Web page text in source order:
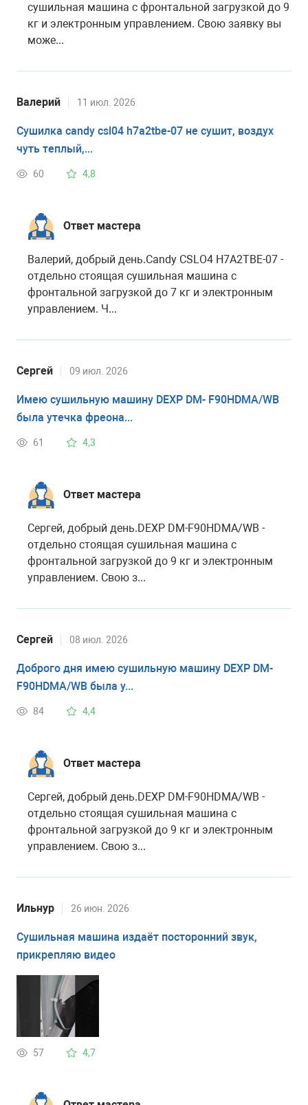
сушильная машина с фронтальной загрузкой до 9
кг и электронным управлением. Свою заявку вы
може...
Валерий 11 июл. 2026
Сушилка candy csl04 h7a2tbe-07 не сушит, воздух
чуть теплый,...
60 4,8
Ответ мастера
Валерий, добрый день.Candy CSLO4 H7A2TBE-07 -
отдельно стоящая сушильная машина с
фронтальной загрузкой до 7 кг и электронным
управлением. Ч...
Сергей 09 июл. 2026
Имею сушильную машину DEXP DM- F90HDMA/WB
была утечка фреона...
61 4,3
Ответ мастера
Сергей, добрый день.DEXP DM-F90HDMA/WB -
отдельно стоящая сушильная машина с
фронтальной загрузкой до 9 кг и электронным
управлением. Свою з...
Сергей 08 июл. 2026
Доброго дня имею сушильную машину DEXP DM-
F90HDMA/WB была у...
84 4,4
Ответ мастера
Сергей, добрый день.DEXP DM-F90HDMA/WB -
отдельно стоящая сушильная машина с
фронтальной загрузкой до 9 кг и электронным
управлением. Свою з...
Ильнур 26 июн. 2026
Сушильная машина издаёт посторонний звук,
прикрепляю видео
57 4,7